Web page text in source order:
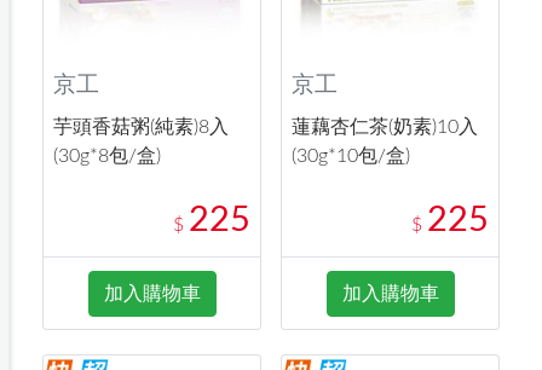
京工
芋頭香菇粥(純素)8入
(30g*8包/盒)
$ 225
加入購物車
京工
蓮藕杏仁茶(奶素)10入
(30g*10包/盒)
$ 225
加入購物車